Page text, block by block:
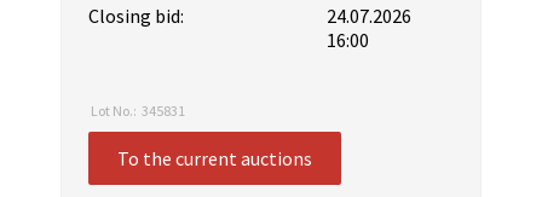
Closing bid:
24.07.2026
16:00
Lot No.: 345831
To the current auctions